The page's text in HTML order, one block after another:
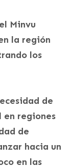
Minvu
la región
los
de
regiones
de
hacia un
en las